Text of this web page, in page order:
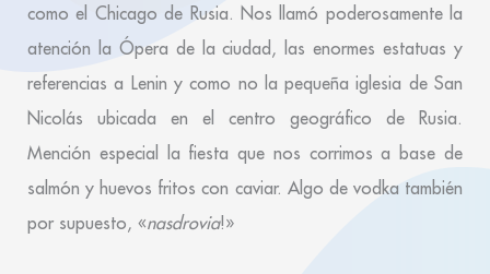
como el Chicago de Rusia. Nos llamó poderosamente la
atención la Ópera de la ciudad, las enormes estatuas y
referencias a Lenin y como no la pequeña iglesia de San
Nicolás ubicada en el centro geográfico de Rusia.
Mención especial la fiesta que nos corrimos a base de
salmón y huevos fritos con caviar. Algo de vodka también
por supuesto, «nasdrovia!»